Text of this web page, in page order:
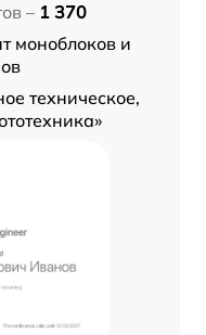
– 1 370
моноблоков и
техническое,